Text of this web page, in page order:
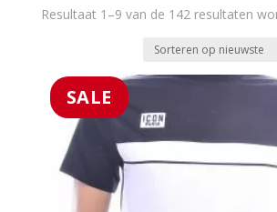
Resultaat 1–9 van de 142 resultaten
SALE